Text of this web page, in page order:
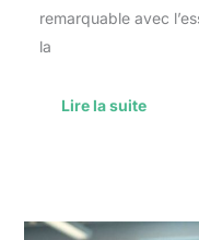
remarquable avec
la
Lire la suite